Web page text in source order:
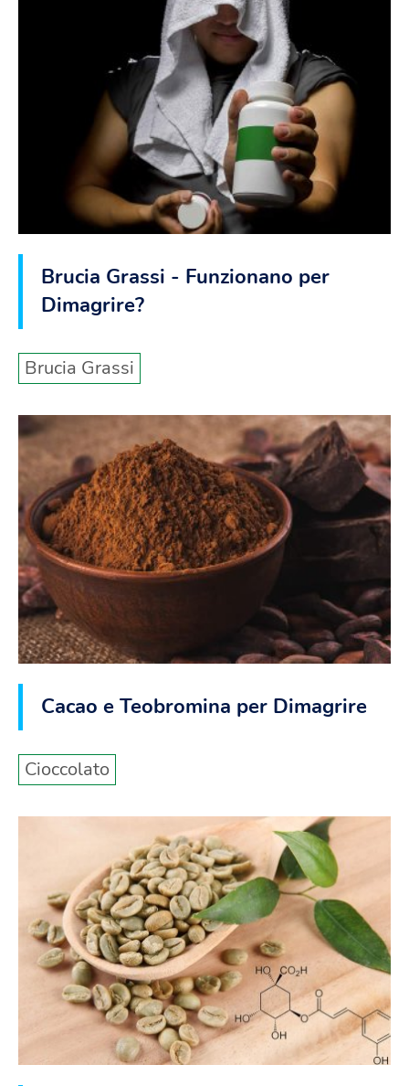
Brucia Grassi - Funzionano per
Dimagrire?
Brucia Grassi
Cacao e Teobromina per Dimagrire
Cioccolato